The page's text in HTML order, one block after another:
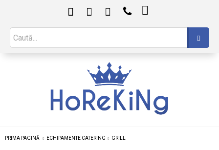

PRIMA PAGINĂ ECHIPAMENTE CATERING GRILL